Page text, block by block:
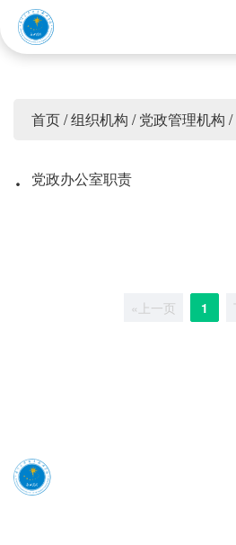
首页/组织机构 /党政管理机构 /
· 党政办公室职责
«上一页 1